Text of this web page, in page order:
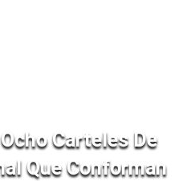
Carteles De
Que Conforman